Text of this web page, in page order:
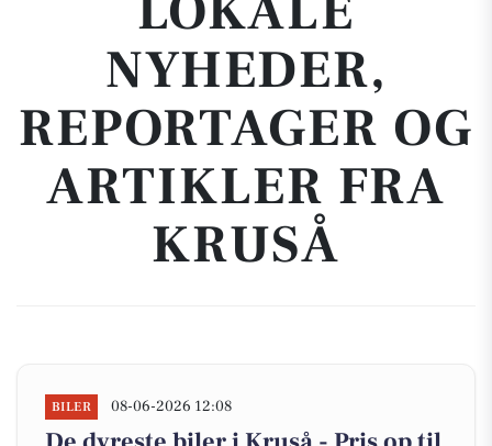
NYHEDER,
REPORTAGER OG
ARTIKLER FRA
KRUSÅ
BILER 08-06-2026 12:08